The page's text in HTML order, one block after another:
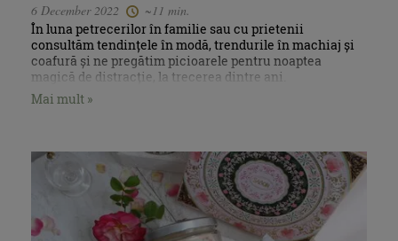
6 December 2022
~11 min.
În luna petrecerilor în familie sau cu prietenii
consultăm tendințele în modă, trendurile în machiaj și
coafură și ne pregătim picioarele pentru noaptea
magică de distracție, la trecerea dintre ani.
Mai mult »